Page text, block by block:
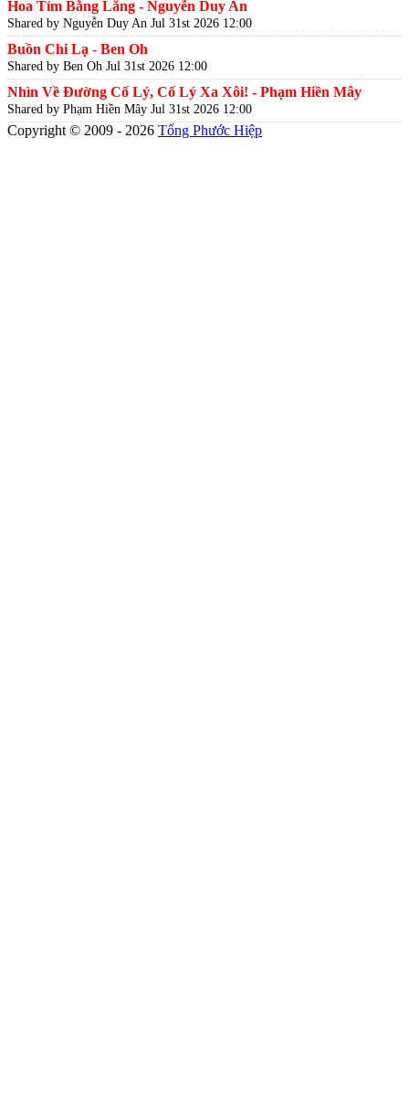
Hoa Tím Bằng Lăng - Nguyễn Duy An
Shared by Nguyễn Duy An Jul 31st 2026 12:00
Buồn Chi Lạ - Ben Oh
Shared by Ben Oh Jul 31st 2026 12:00
Nhìn Về Đường Cố Lý, Cố Lý Xa Xôi! - Phạm Hiền Mây
Shared by Phạm Hiền Mây Jul 31st 2026 12:00
Copyright © 2009 - 2026 Tống Phước Hiệp